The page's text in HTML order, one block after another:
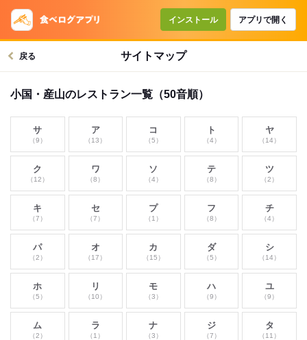
インストール アプリで開く
サイトマップ
戻る
小国・産山のレストラン一覧（50音順）
サ
（9）
ア
（13）
コ
（5）
ト
（4）
ヤ
（14）
ク
（12）
ワ
（8）
ソ
（4）
テ
（8）
ツ
（2）
キ
（7）
セ
（7）
プ
（1）
フ
（8）
チ
（4）
パ
（2）
オ
（17）
カ
（15）
ダ
（5）
シ
（14）
ホ
（5）
リ
（10）
モ
（3）
ハ
（9）
ユ
（9）
ム
（2）
ラ
（1）
ナ
（3）
ジ
（7）
タ
（11）